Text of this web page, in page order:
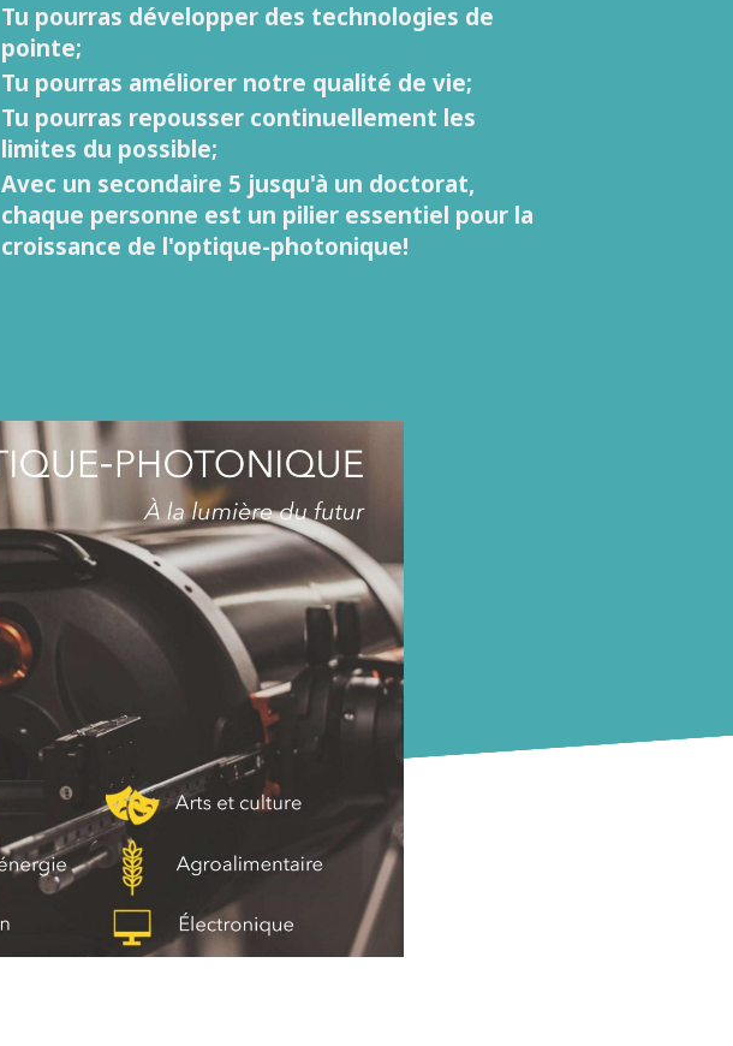
Tu pourras développer des technologies de
pointe;
Tu pourras améliorer notre qualité de vie;
Tu pourras repousser continuellement les
limites du possible;
Avec un secondaire 5 jusqu'à un doctorat,
chaque personne est un pilier essentiel pour la
croissance de l'optique-photonique!